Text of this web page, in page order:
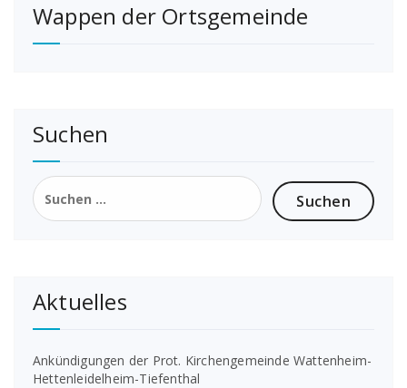
Wappen der Ortsgemeinde
Suchen
Suchen
nach:
Aktuelles
Ankündigungen der Prot. Kirchengemeinde Wattenheim-
Hettenleidelheim-Tiefenthal